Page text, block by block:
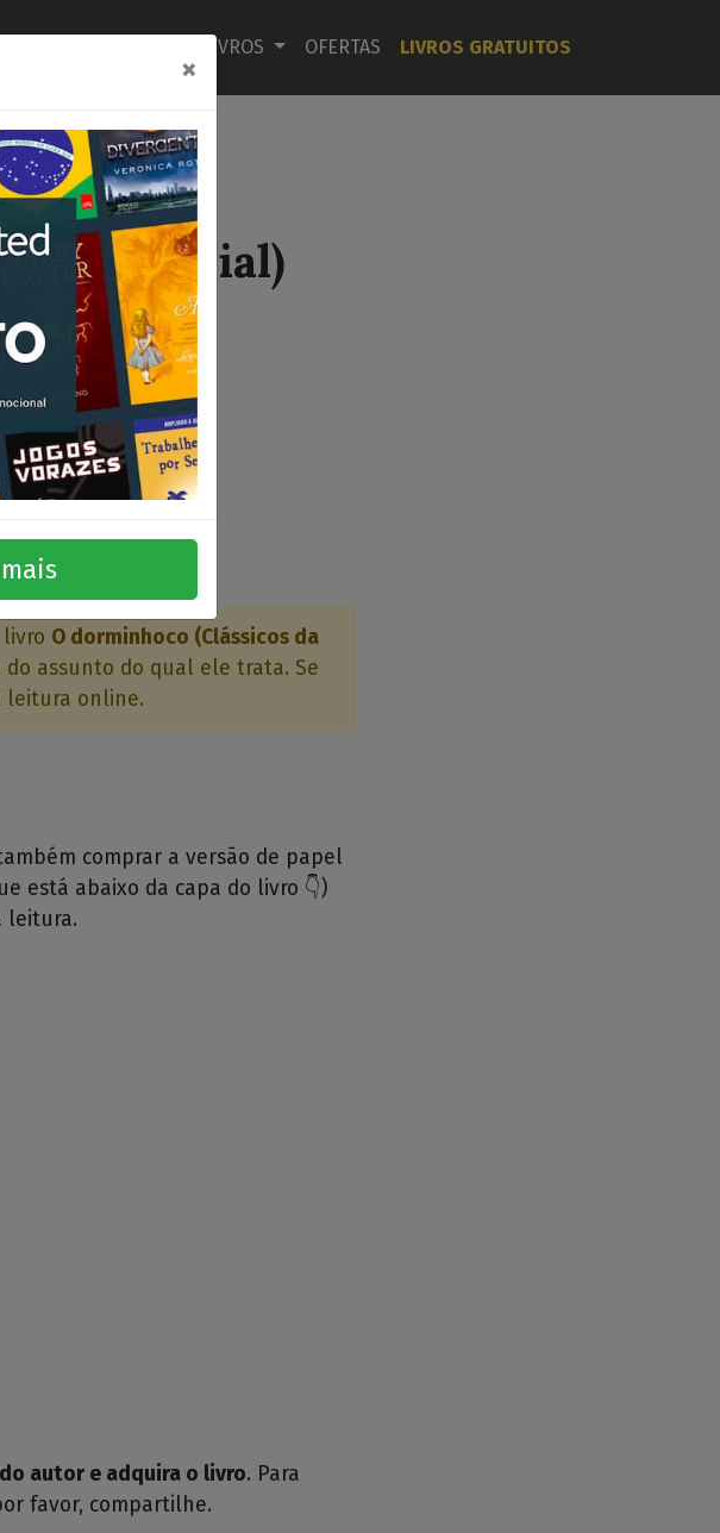
LIVROS OFERTAS LIVROS GRATUITOS
da
mundial)
livro!
O dorminhoco (Clássicos da
assunto do qual ele trata. Se
leitura online.
comprar a versão de papel
está abaixo da capa do livro 👇)
leitura.
autor e adquira o livro. Para
favor, compartilhe.
×